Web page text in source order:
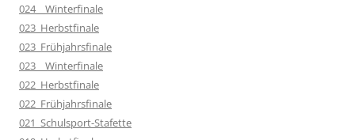
024__Winterfinale
023_Herbstfinale
023_Frühjahrsfinale
023__Winterfinale
022_Herbstfinale
022_Frühjahrsfinale
021_Schulsport-Stafette